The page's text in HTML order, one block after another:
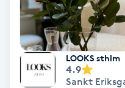
Medial vägledning
Medicinsk massageLOOKS sthlm
4.9
Sankt